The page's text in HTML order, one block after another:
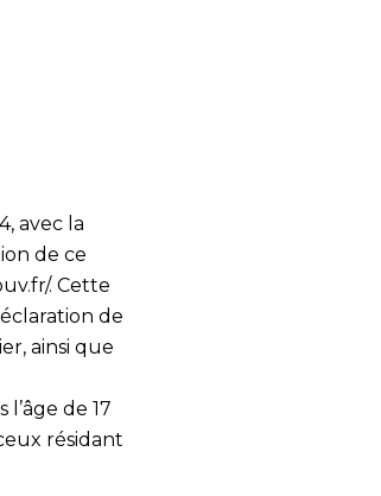
avec la
de ce
. Cette
de
ainsi que
de 17
résidant